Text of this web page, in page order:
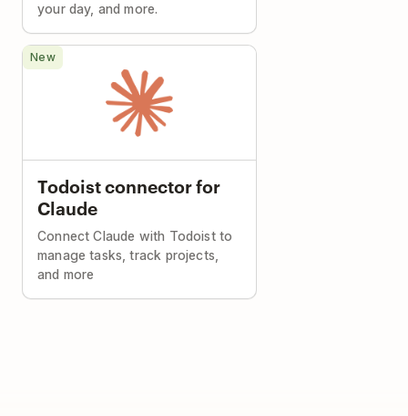
your day, and more.
Todoist connector for
Claude
Connect Claude with Todoist to
manage tasks, track projects,
and more
New